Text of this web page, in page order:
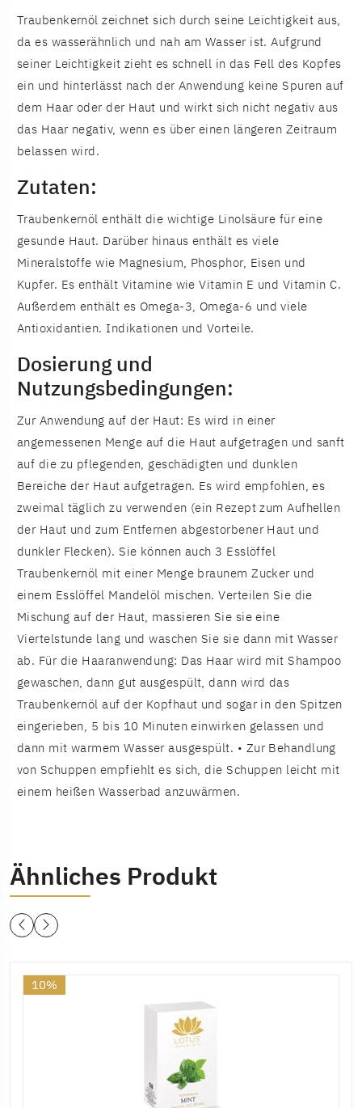
Traubenkernöl zeichnet sich durch seine Leichtigkeit aus,
da es wasserähnlich und nah am Wasser ist. Aufgrund
seiner Leichtigkeit zieht es schnell in das Fell des Kopfes
ein und hinterlässt nach der Anwendung keine Spuren auf
dem Haar oder der Haut und wirkt sich nicht negativ aus
das Haar negativ, wenn es über einen längeren Zeitraum
belassen wird.
Zutaten:
Traubenkernöl enthält die wichtige Linolsäure für eine
gesunde Haut. Darüber hinaus enthält es viele
Mineralstoffe wie Magnesium, Phosphor, Eisen und
Kupfer. Es enthält Vitamine wie Vitamin E und Vitamin C.
Außerdem enthält es Omega-3, Omega-6 und viele
Antioxidantien. Indikationen und Vorteile.
Dosierung und
Nutzungsbedingungen:
Zur Anwendung auf der Haut: Es wird in einer
angemessenen Menge auf die Haut aufgetragen und sanft
auf die zu pflegenden, geschädigten und dunklen
Bereiche der Haut aufgetragen. Es wird empfohlen, es
zweimal täglich zu verwenden (ein Rezept zum Aufhellen
der Haut und zum Entfernen abgestorbener Haut und
dunkler Flecken). Sie können auch 3 Esslöffel
Traubenkernöl mit einer Menge braunem Zucker und
einem Esslöffel Mandelöl mischen. Verteilen Sie die
Mischung auf der Haut, massieren Sie sie eine
Viertelstunde lang und waschen Sie sie dann mit Wasser
ab. Für die Haaranwendung: Das Haar wird mit Shampoo
gewaschen, dann gut ausgespült, dann wird das
Traubenkernöl auf der Kopfhaut und sogar in den Spitzen
eingerieben, 5 bis 10 Minuten einwirken gelassen und
dann mit warmem Wasser ausgespült. • Zur Behandlung
von Schuppen empfiehlt es sich, die Schuppen leicht mit
einem heißen Wasserbad anzuwärmen.
Ähnliches Produkt
10%